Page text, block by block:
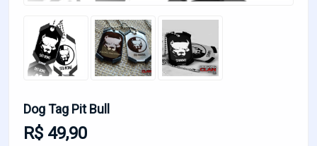
Dog Tag Pit Bull
R$ 49,90